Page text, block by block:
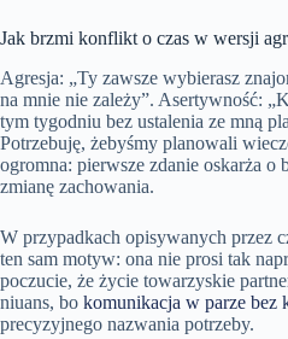
Jak brzmi konflikt o czas w wersji
Agresja: „Ty zawsze wybierasz
na mnie nie zależy”. Asertywność:
tym tygodniu bez ustalenia ze mną
Potrzebuję, żebyśmy planowali
ogromna: pierwsze zdanie oskarża o
zmianę zachowania.
W przypadkach opisywanych przez
ten sam motyw: ona nie prosi tak
poczucie, że życie towarzyskie
niuans, bo komunikacja w parze bez
precyzyjnego nazwania potrzeby.